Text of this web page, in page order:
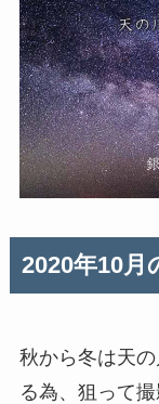
2020年10月
秋から冬は天
る為、狙って